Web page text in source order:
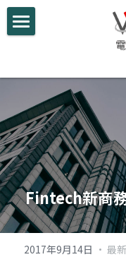
電商學堂
跨境電商
跨境行銷
微信行銷
網路開店
電商部落格
Fintech新商
2017年9月14日 · 最